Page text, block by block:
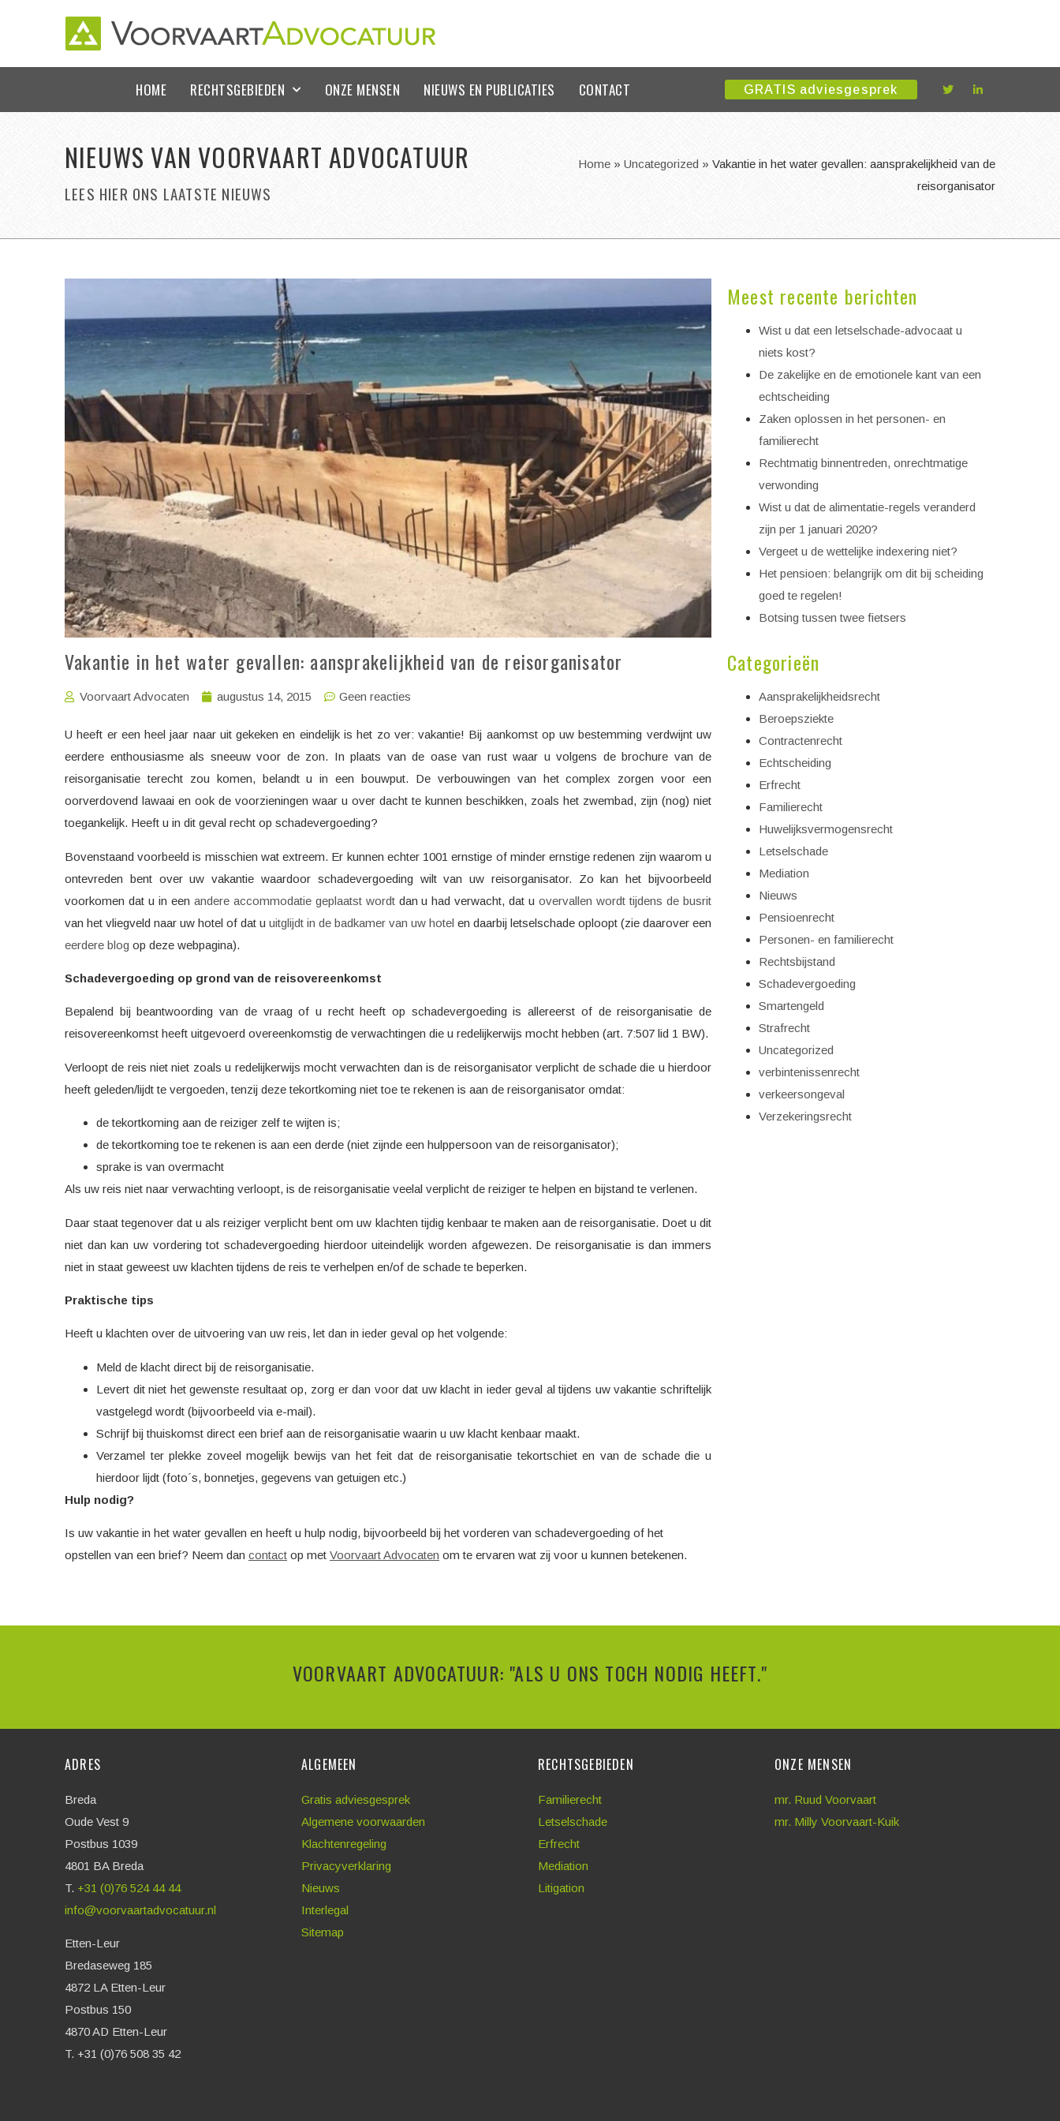
HOME RECHTSGEBIEDEN ONZE MENSEN NIEUWS EN PUBLICATIES CONTACT GRATIS adviesgesprek
NIEUWS VAN VOORVAART ADVOCATUUR
LEES HIER ONS LAATSTE NIEUWS
Home » Uncategorized » Vakantie in het water gevallen: aansprakelijkheid van de
reisorganisator
Vakantie in het water gevallen: aansprakelijkheid van de reisorganisator
Voorvaart Advocaten augustus 14, 2015 Geen reacties
U heeft er een heel jaar naar uit gekeken en eindelijk is het zo ver: vakantie! Bij aankomst op uw bestemming verdwijnt uw
eerdere enthousiasme als sneeuw voor de zon. In plaats van de oase van rust waar u volgens de brochure van de
reisorganisatie terecht zou komen, belandt u in een bouwput. De verbouwingen van het complex zorgen voor een
oorverdovend lawaai en ook de voorzieningen waar u over dacht te kunnen beschikken, zoals het zwembad, zijn (nog) niet
toegankelijk. Heeft u in dit geval recht op schadevergoeding?
Bovenstaand voorbeeld is misschien wat extreem. Er kunnen echter 1001 ernstige of minder ernstige redenen zijn waarom u
ontevreden bent over uw vakantie waardoor schadevergoeding wilt van uw reisorganisator. Zo kan het bijvoorbeeld
voorkomen dat u in een andere accommodatie geplaatst wordtdan u had verwacht, dat uovervallen wordt tijdens de busrit
van het vliegveld naar uw hotel of dat u uitglijdt in de badkamer van uw hotel en daarbij letselschade oploopt (zie daarover een
eerdere blog op deze webpagina).
Schadevergoeding op grond van de reisovereenkomst
Bepalend bij beantwoording van de vraag of u recht heeft op schadevergoeding is allereerst of de reisorganisatie de
reisovereenkomst heeft uitgevoerd overeenkomstig de verwachtingen die u redelijkerwijs mocht hebben (art. 7:507 lid 1 BW).
Verloopt de reis niet niet zoals u redelijkerwijs mocht verwachten dan is de reisorganisator verplicht de schade die u hierdoor
heeft geleden/lijdt te vergoeden, tenzij deze tekortkoming niet toe te rekenen is aan de reisorganisator omdat:
de tekortkoming aan de reiziger zelf te wijten is;
de tekortkoming toe te rekenen is aan een derde (niet zijnde een hulppersoon van de reisorganisator);
sprake is van overmacht
Als uw reis niet naar verwachting verloopt, is de reisorganisatie veelal verplicht de reiziger te helpen en bijstand te verlenen.
Daar staat tegenover dat u als reiziger verplicht bent om uw klachten tijdig kenbaar te maken aan de reisorganisatie. Doet u dit
niet dan kan uw vordering tot schadevergoeding hierdoor uiteindelijk worden afgewezen. De reisorganisatie is dan immers
niet in staat geweest uw klachten tijdens de reis te verhelpen en/of de schade te beperken.
Praktische tips
Heeft u klachten over de uitvoering van uw reis, let dan in ieder geval op het volgende:
Meld de klacht direct bij de reisorganisatie.
Levert dit niet het gewenste resultaat op, zorg er dan voor dat uw klacht in ieder geval al tijdens uw vakantie schriftelijk
vastgelegd wordt (bijvoorbeeld via e-mail).
Schrijf bij thuiskomst direct een brief aan de reisorganisatie waarin u uw klacht kenbaar maakt.
Verzamel ter plekke zoveel mogelijk bewijs van het feit dat de reisorganisatie tekortschiet en van de schade die u
hierdoor lijdt (foto´s, bonnetjes, gegevens van getuigen etc.)
Hulp nodig?
Is uw vakantie in het water gevallen en heeft u hulp nodig, bijvoorbeeld bij het vorderen van schadevergoeding of het
opstellen van een brief? Neem dan contact op met Voorvaart Advocaten om te ervaren wat zij voor u kunnen betekenen.
Meest recente berichten
Wist u dat een letselschade-advocaat u
niets kost?
De zakelijke en de emotionele kant van een
echtscheiding
Zaken oplossen in het personen- en
familierecht
Rechtmatig binnentreden, onrechtmatige
verwonding
Wist u dat de alimentatie-regels veranderd
zijn per 1 januari 2020?
Vergeet u de wettelijke indexering niet?
Het pensioen: belangrijk om dit bij scheiding
goed te regelen!
Botsing tussen twee fietsers
Categorieën
Aansprakelijkheidsrecht
Beroepsziekte
Contractenrecht
Echtscheiding
Erfrecht
Familierecht
Huwelijksvermogensrecht
Letselschade
Mediation
Nieuws
Pensioenrecht
Personen- en familierecht
Rechtsbijstand
Schadevergoeding
Smartengeld
Strafrecht
Uncategorized
verbintenissenrecht
verkeersongeval
Verzekeringsrecht
VOORVAART ADVOCATUUR: "ALS U ONS TOCH NODIG HEEFT."
ADRES
Breda
Oude Vest 9
Postbus 1039
4801 BA Breda
T. +31 (0)76 524 44 44
info@voorvaartadvocatuur.nl
Etten-Leur
Bredaseweg 185
4872 LA Etten-Leur
Postbus 150
4870 AD Etten-Leur
T. +31 (0)76 508 35 42
ALGEMEEN
Gratis adviesgesprek
Algemene voorwaarden
Klachtenregeling
Privacyverklaring
Nieuws
Interlegal
Sitemap
RECHTSGEBIEDEN
Familierecht
Letselschade
Erfrecht
Mediation
Litigation
ONZE MENSEN
mr. Ruud Voorvaart
mr. Milly Voorvaart-Kuik